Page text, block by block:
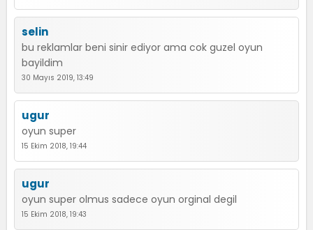
selin
bu reklamlar beni sinir ediyor ama cok guzel oyun
bayildim
30 Mayıs 2019, 13:49
ugur
oyun super
15 Ekim 2018, 19:44
ugur
oyun super olmus sadece oyun orginal degil
15 Ekim 2018, 19:43